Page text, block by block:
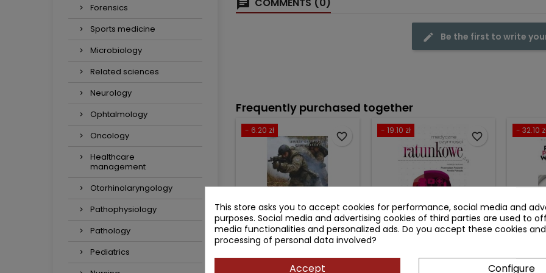
Forensics
Sports medicine
Microbiology
Related sciences
Neurology
Ophtalmology
Oncology
Healthcare
management
Otorhinolaryngology
Pathophysiology
Pathology
Pediatrics
Be the first to write
Frequently purchased together
- 6.20 zł
PODSTAWY
RATOWNICTWA
TAKTYCZNEGO
favorite_border
- 19.10 zł
RATUNKOWE
favorite_border
- 32.10
This store asks you to accept cookies for performance, social media and
purposes. Social media and advertising cookies of third parties are used to
media functionalities and personalized ads. Do you accept these cookies
processing of personal data involved?
Accept Configure